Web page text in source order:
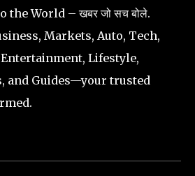
World – खबर जो सच बोले.
Markets, Auto, Tech,
Lifestyle,
and Guides—your trusted